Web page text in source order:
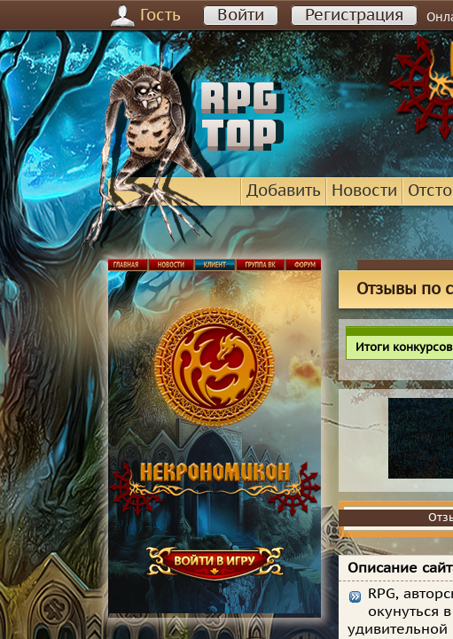
Гость Войти Регистрация
Добавить Новости
Отзывы по
Итоги конкурсов
Описание
RPG,
окунуться